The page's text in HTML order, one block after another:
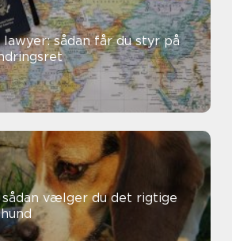
sådan får du styr på